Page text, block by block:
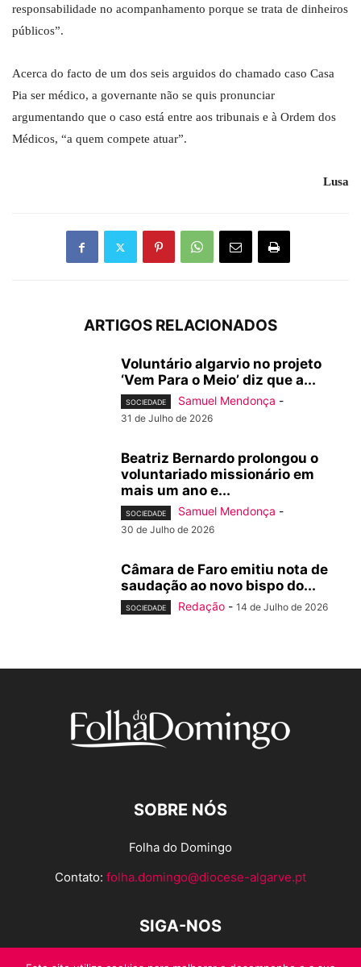
responsabilidade no acompanhamento porque se trata de dinheiros
públicos”.
Acerca do facto de um dos seis arguidos do chamado caso Casa
Pia ser médico, a governante não se quis pronunciar
argumentando que o caso está entre aos tribunais e à Ordem dos
Médicos, “a quem compete atuar”.
Lusa
ARTIGOS RELACIONADOS
Voluntário algarvio no projeto
‘Vem Para o Meio’ diz que a...
SOCIEDADE Samuel Mendonça -
31 de Julho de 2026
Beatriz Bernardo prolongou o
voluntariado missionário em
mais um ano e...
SOCIEDADE Samuel Mendonça -
30 de Julho de 2026
Câmara de Faro emitiu nota de
saudação ao novo bispo do...
SOCIEDADE Redação - 14 de Julho de 2026
SOBRE NÓS
Folha do Domingo
Contato: folha.domingo@diocese-algarve.pt
SIGA-NOS